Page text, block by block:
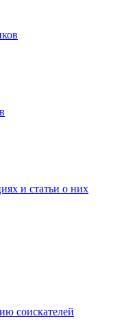
и статьи о них
соискателей